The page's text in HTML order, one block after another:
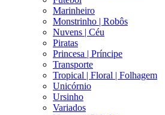
Marinheiro
Monstrinho | Robôs
Nuvens | Céu
Piratas
Princesa | Príncipe
Transporte
Tropical | Floral | Folhagem
Unicórnio
Ursinho
Variados